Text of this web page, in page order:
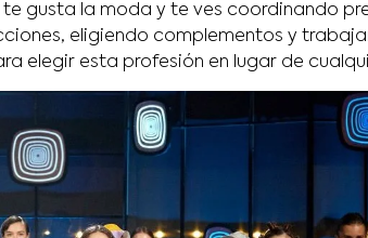
te gusta la moda y te ves coordinando
eligiendo complementos y
elegir esta profesión en lugar de